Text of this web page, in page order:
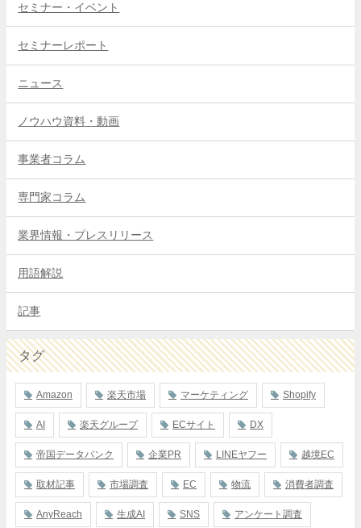
セミナー・イベント
セミナーレポート
ニュース
ノウハウ資料・動画
事業者コラム
専門家コラム
業界情報・プレスリリース
用語解説
記事
タグ
Amazon 楽天市場 マーケティング Shopify
AI 楽天グループ ECサイト DX
帝国データバンク 企業PR LINEヤフー 越境EC
取材記事 市場調査 EC 物流 消費者調査
AnyReach 生成AI SNS アンケート調査